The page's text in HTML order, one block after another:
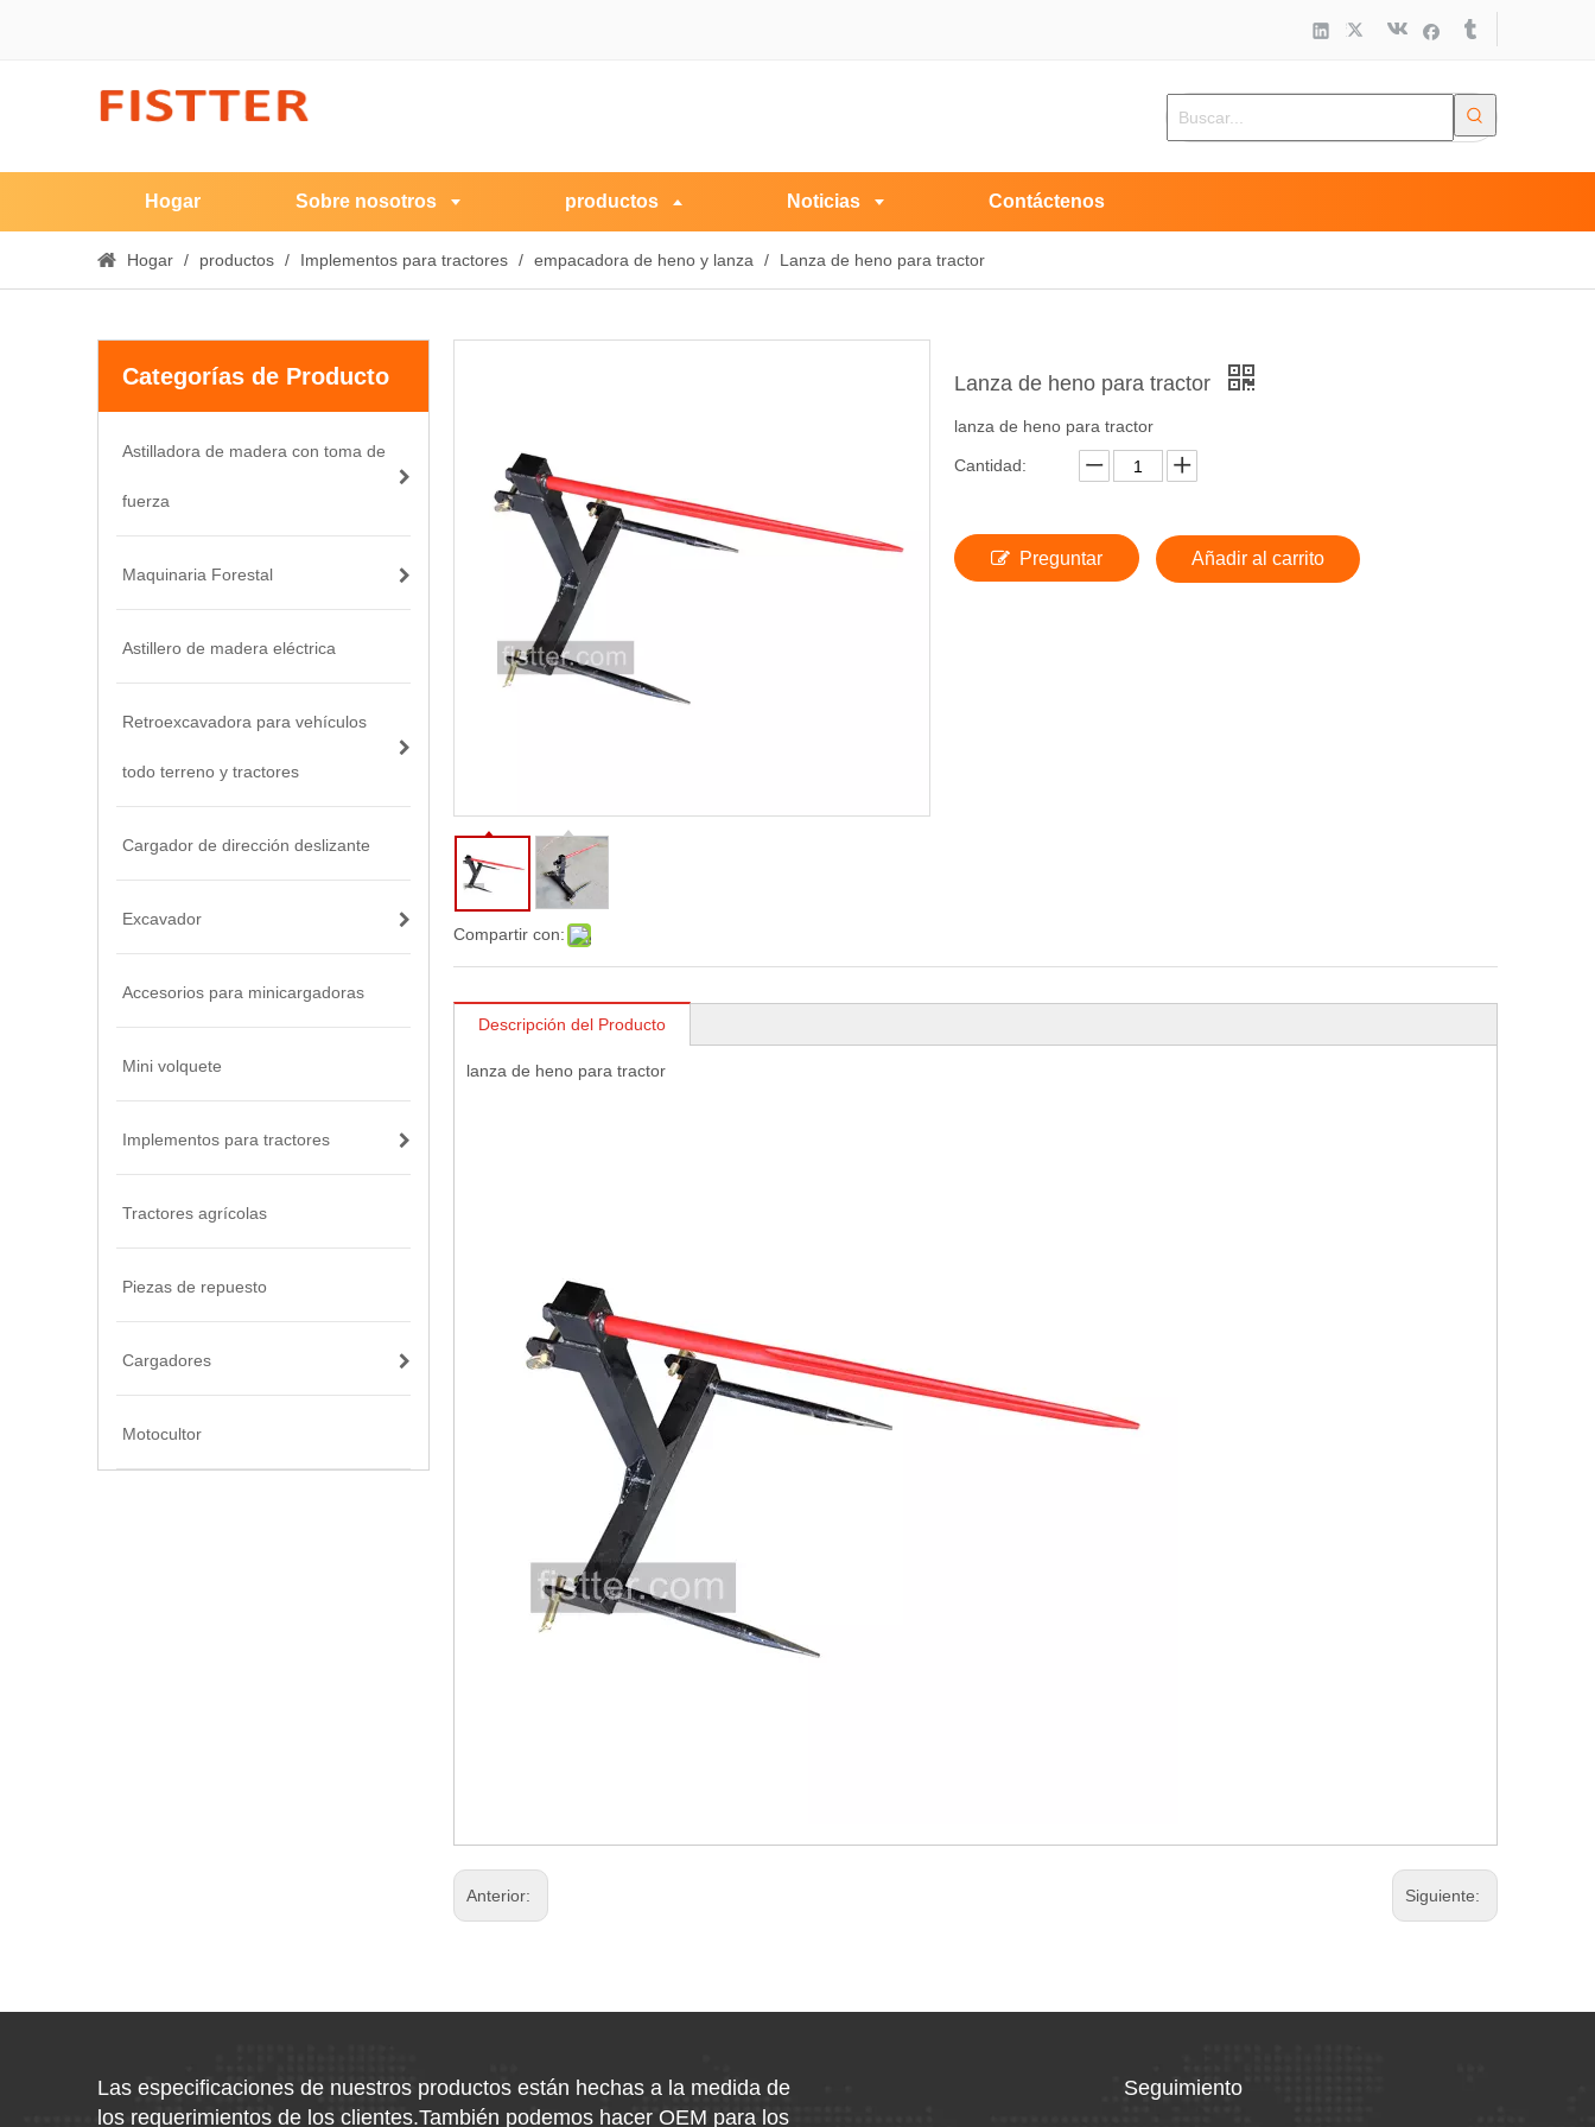
Hogar Sobre nosotros productos Noticias Contáctenos
Hogar / productos / Implementos para tractores / empacadora de heno y lanza / Lanza de heno para tractor
Categorías de Producto
Astilladora de madera con toma de
fuerza
Maquinaria Forestal
Astillero de madera eléctrica
Retroexcavadora para vehículos
todo terreno y tractores
Cargador de dirección deslizante
Excavador
Accesorios para minicargadoras
Mini volquete
Implementos para tractores
Tractores agrícolas
Piezas de repuesto
Cargadores
Motocultor
Compartir con:
Lanza de heno para tractor
lanza de heno para tractor
Cantidad:
Preguntar Añadir al carrito
Descripción del Producto
lanza de heno para tractor
Anterior: Siguiente:
Las especificaciones de nuestros productos están hechas a la medida de
los requerimientos de los clientes.También podemos hacer OEM para los
Seguimiento​​​​​​​